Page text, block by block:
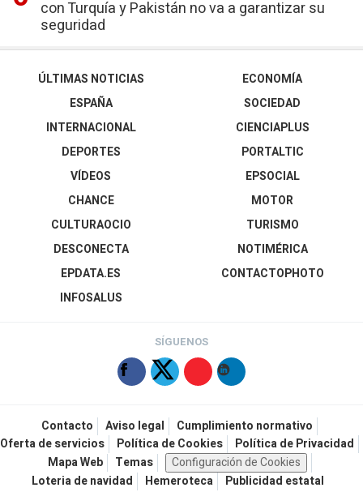
con Turquía y Pakistán no va a garantizar su
seguridad
ÚLTIMAS NOTICIAS
ESPAÑA
INTERNACIONAL
DEPORTES
VÍDEOS
ECONOMÍA
SOCIEDAD
CIENCIAPLUS
PORTALTIC
EPSOCIAL
CHANCE
CULTURAOCIO
DESCONECTA
EPDATA.ES
INFOSALUS
MOTOR
TURISMO
NOTIMÉRICA
CONTACTOPHOTO
SÍGUENOS
Contacto Aviso legal
Cumplimiento normativo
Oferta de servicios
Política de Cookies
Política de Privacidad
Mapa Web
Temas
Configuración de Cookies
Loteria de navidad
Hemeroteca Publicidad estatal